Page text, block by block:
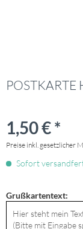
POSTKARTE
1,50 € *
Preise inkl. gesetzlicher
Sofort
Grußkartentext: